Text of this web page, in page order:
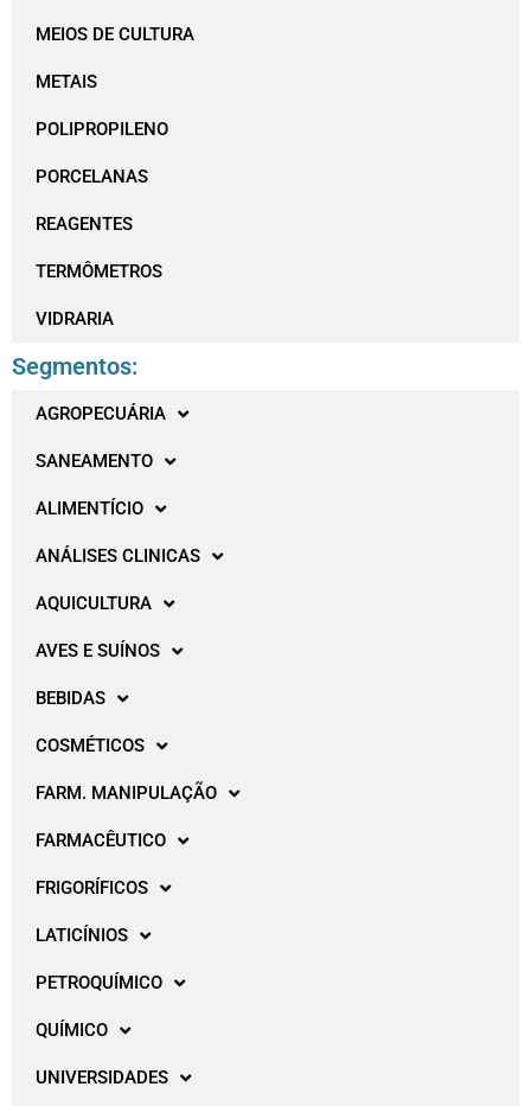
MEIOS DE CULTURA
METAIS
POLIPROPILENO
PORCELANAS
REAGENTES
TERMÔMETROS
VIDRARIA
Segmentos:
AGROPECUÁRIA
SANEAMENTO
ALIMENTÍCIO
ANÁLISES CLINICAS
AQUICULTURA
AVES E SUÍNOS
BEBIDAS
COSMÉTICOS
FARM. MANIPULAÇÃO
FARMACÊUTICO
FRIGORÍFICOS
LATICÍNIOS
PETROQUÍMICO
QUÍMICO
UNIVERSIDADES